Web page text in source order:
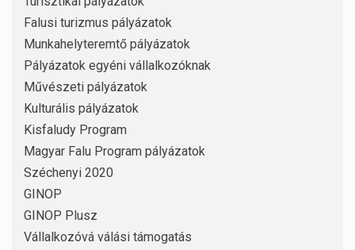
Falusi turizmus pályázatok
Munkahelyteremtő pályázatok
Pályázatok egyéni vállalkozóknak
Művészeti pályázatok
Kulturális pályázatok
Kisfaludy Program
Magyar Falu Program pályázatok
Széchenyi 2020
GINOP
GINOP Plusz
Vállalkozóvá válási támogatás